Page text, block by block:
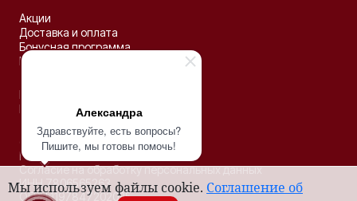
Александра
Здравствуйте, есть вопросы?
Пишите, мы готовы помочь!
Акции
Доставка и оплата
Бонусная программа
Рецепты
Партнёрство
Контакты
© 2026 ООО «ДЕЛЬТА»
Политика конфиденциальности
Согласие на обработку персональных данных
ИНН 7806565263
ОГРН 1197847202035
Мы используем файлы cookie. Соглашение об